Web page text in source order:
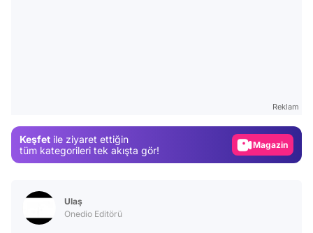
Reklam
Keşfet ile ziyaret ettiğin
tüm kategorileri tek akışta gör!
Video
Ulaş
Onedio Editörü